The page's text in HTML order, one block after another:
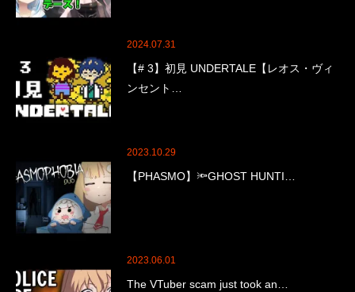
2024.07.31
【# 3】初見 UNDERTALE【レオス・ヴィ
ンセント…
2023.10.29
【PHASMO】🔦GHOST HUNTI…
2023.06.01
The VTuber scam just took an…